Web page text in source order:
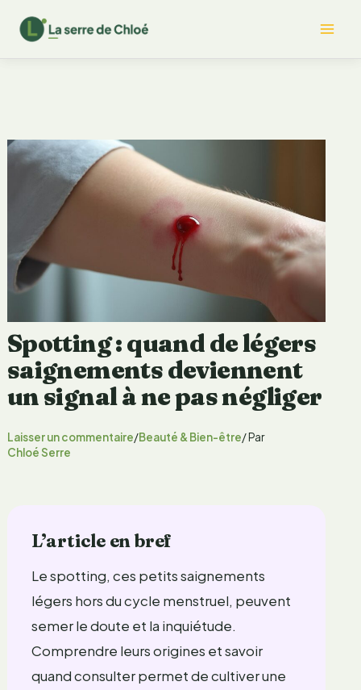
contenu
Spotting : quand de légers
saignements deviennent
un signal à ne pas négliger
Laisser un commentaire/Beauté & Bien-être/ Par
Chloé Serre
L’article en bref
Le spotting, ces petits saignements
légers hors du cycle menstruel, peuvent
semer le doute et la inquiétude.
Comprendre leurs origines et savoir
quand consulter permet de cultiver une